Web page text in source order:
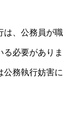
は、公務員が職
必要がありま
公務執行妨害に